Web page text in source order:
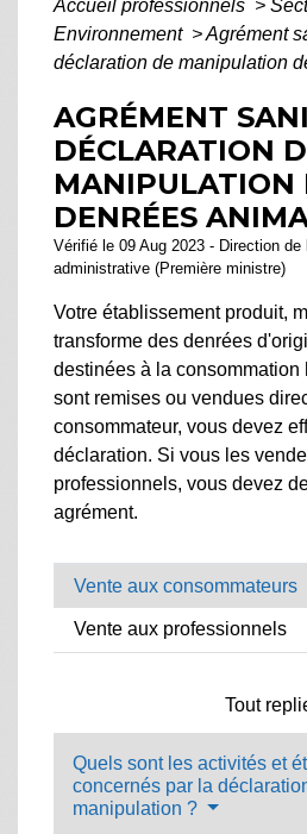
Accueil professionnels >
Environnement >Agrément
déclaration de manipulation
AGRÉMENT
DÉCLARATION
MANIPULATION
DENRÉES
Vérifié le 09 Aug 2023 - Direction
administrative (Première ministre)
Votre établissement produit,
transforme des denrées
destinées à la
sont remises ou vendues
consommateur, vous devez
déclaration. Si vous les
professionnels, vous devez
agrément.
Vente aux consommateurs
Vente aux professionnels
Tout
Quels sont les activités et
concernés par la
manipulation ?